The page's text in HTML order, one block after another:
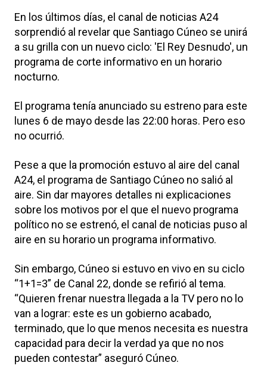
En los últimos días, el canal de noticias A24
sorprendió al revelar que Santiago Cúneo se unirá
a su grilla con un nuevo ciclo: 'El Rey Desnudo', un
programa de corte informativo en un horario
nocturno.
El programa tenía anunciado su estreno para este
lunes 6 de mayo desde las 22:00 horas. Pero eso
no ocurrió.
Pese a que la promoción estuvo al aire del canal
A24, el programa de Santiago Cúneo no salió al
aire. Sin dar mayores detalles ni explicaciones
sobre los motivos por el que el nuevo programa
político no se estrenó, el canal de noticias puso al
aire en su horario un programa informativo.
Sin embargo, Cúneo si estuvo en vivo en su ciclo
“1+1=3” de Canal 22, donde se refirió al tema.
“Quieren frenar nuestra llegada a la TV pero no lo
van a lograr: este es un gobierno acabado,
terminado, que lo que menos necesita es nuestra
capacidad para decir la verdad ya que no nos
pueden contestar” aseguró Cúneo.